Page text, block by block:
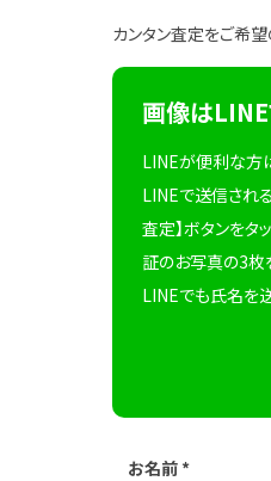
カンタン査定をご希
画像はLINE
LINEが便利な方
LINEで送信され
査定】ボタンを
証のお写真の3枚
LINEでも氏名を
お名前 *